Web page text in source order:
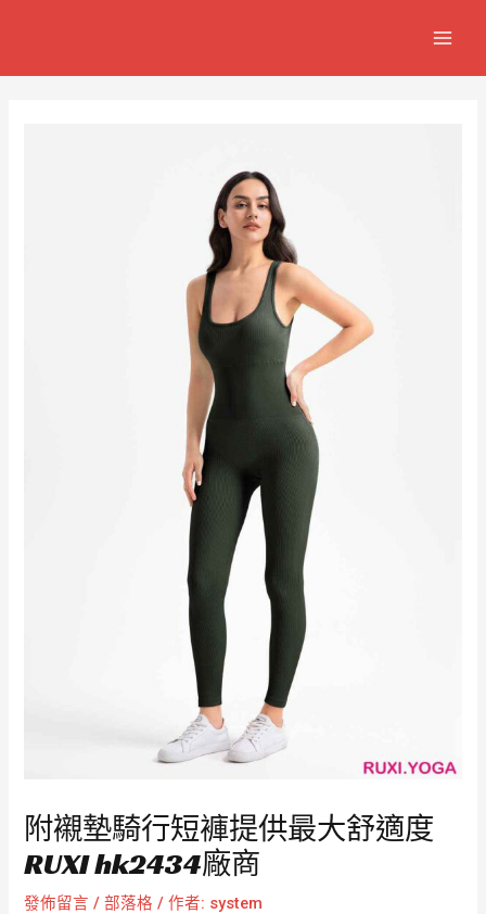
附襯墊騎行短褲提供最大舒適度
RUXI hk2434廠商
發佈留言 /部落格 / 作者: system